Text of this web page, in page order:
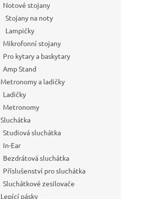
Notové stojany
Stojany na noty
Lampičky
Mikrofonní stojany
Pro kytary a baskytary
Amp Stand
Metronomy a ladičky
Ladičky
Metronomy
Sluchátka
Studiová sluchátka
In-Ear
Bezdrátová sluchátka
Příslušenství pro sluchátka
Sluchátkové zesilovače
Lepící pásky